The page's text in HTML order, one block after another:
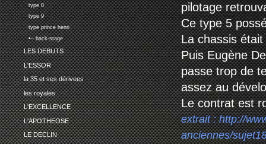
type 8
type 9
type prince henri
•-- back-stage
LES DEBUTS
L'ESSOR
la 35 et ses dérivees
les royales
L'EXCELLENCE
L'APOTHEOSE
LE DECLIN
pilotage
Ce type 5
La chassis
Puis Eugène
passe trop de
assez au
Le contrat est
extrait :http://
anciennes/